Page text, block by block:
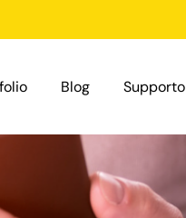
Blog Supporto